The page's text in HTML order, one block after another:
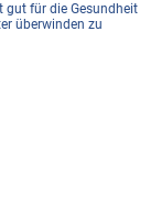
gut für die Gesundheit
überwinden zu